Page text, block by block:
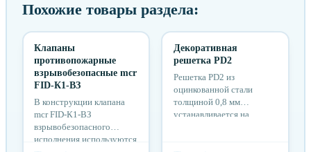
Похожие товары раздела:
Клапаны
противопожарные
взрывобезопасные mcr
FID-К1-ВЗ
В конструкции клапана
mcr FID-К1-ВЗ
взрывобезопасного
исполнения используются
Декоративная
решетка PD2
Решетка PD2 из
оцинкованной стали
толщиной 0,8 мм
устанавливается на